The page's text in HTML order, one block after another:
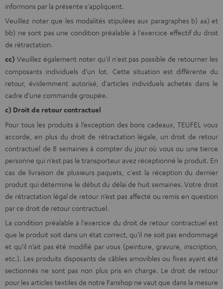
informons par la présente s'appliquent.
Veuillez noter que les modalités stipulées aux paragraphes b) aa) et
bb) ne sont pas une condition préalable à l'exercice effectif du droit
de rétractation.
cc) Veuillez également noter qu'il n'est pas possible de retourner les
composants individuels d’un lot. Cette situation est différente du
retour, évidemment autorisé, d'articles individuels achetés dans le
cadre d’une commande groupée.
c) Droit de retour contractuel
Pour tous les produits à l’exception des bons cadeaux, TEUFEL vous
accorde, en plus du droit de rétractation légale, un droit de retour
contractuel de 8 semaines à compter du jour où vous ou une tierce
personne qui n’est pas le transporteur avez réceptionné le produit. En
cas de livraison de plusieurs paquets, c'est la réception du dernier
produit qui détermine le début du délai de huit semaines. Votre droit
de rétractation légal de retour n’est pas affecté ou remis en question
par ce droit de retour contractuel.
La condition préalable à l'exercice du droit de retour contractuel est
que le produit soit dans un état correct, qu’il ne soit pas endommagé
et qu’il n’ait pas été modifié par vous (peinture, gravure, inscription,
etc.). Les produits disposants de câbles amovibles ou fixes ayant été
sectionnés ne sont pas non plus pris en charge. Le droit de retour
pour les articles textiles de notre Fanshop ne vaut que dans la mesure